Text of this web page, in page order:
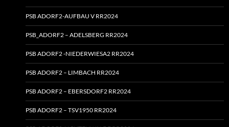
PSB ADORF2-AUFBAU V RR2024
PSB_ADORF2 – ADELSBERG RR2024
PSB ADORF2 ‑NIEDERWIESA2 RR2024
PSB ADORF2 – LIMBACH RR2024
PSB ADORF2 – EBERSDORF2 RR2024
PSB ADORF2 – TSV1950 RR2024